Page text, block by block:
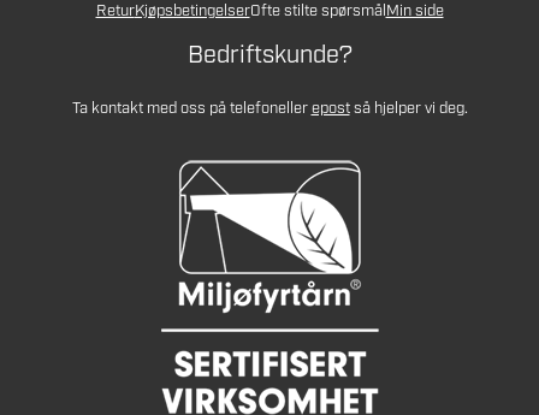
ReturKjøpsbetingelserOfte stilte spørsmålMin side
Bedriftskunde?
Ta kontakt med oss på telefonellerepostså hjelper vi deg.